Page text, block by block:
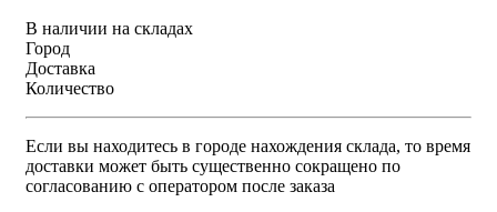
В наличии на складах
Город
Доставка
Количество
Если вы находитесь в городе нахождения склада, то время
доставки может быть существенно сокращено по
согласованию с оператором после заказа